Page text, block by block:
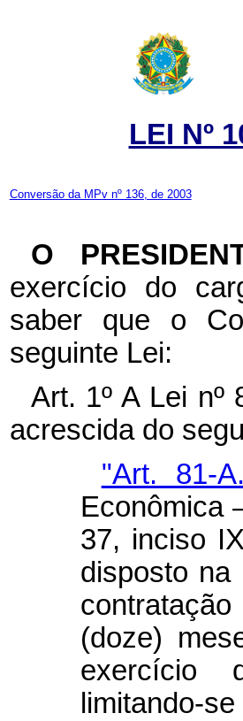
LEI Nº
Conversão da MPv nº 136, de 2003
O
exercício do
saber que o
seguinte Lei:
Art. 1º A Lei
acrescida do
"Art. 81-
Econômica
37, inciso
disposto na
(doze)
exercício
limitando-